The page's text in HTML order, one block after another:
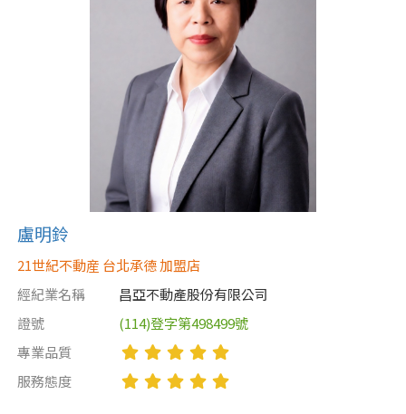
盧明鈴
21世紀不動産 台北承德 加盟店
經紀業名稱
昌亞不動產股份有限公司
證號
(114)登字第498499號
專業品質
服務態度